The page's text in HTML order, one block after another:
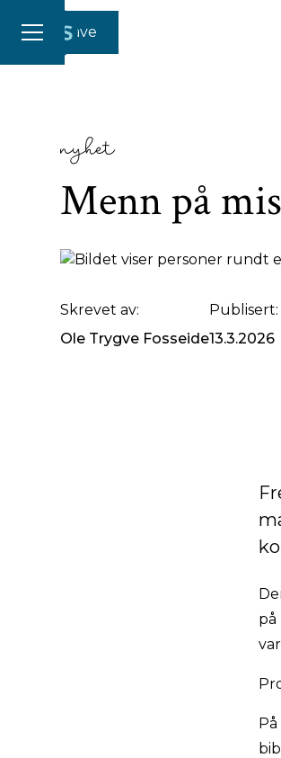
Gi en gave
nyhet
Menn på
Skrevet av:
Ole Trygve Fosseide
Publisert:
13.3.2026
på